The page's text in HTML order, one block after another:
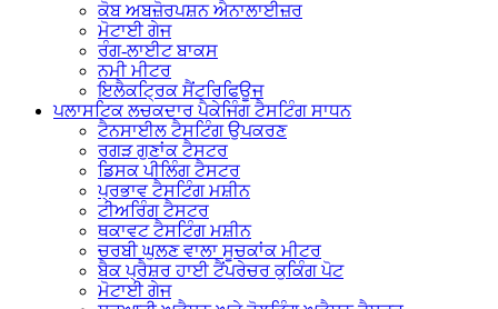
ਕੋਬ ਅਬਜ਼ੋਰਪਸ਼ਨ ਐਨਾਲਾਈਜ਼ਰ
ਮੋਟਾਈ ਗੇਜ
ਰੰਗ-ਲਾਈਟ ਬਾਕਸ
ਨਮੀ ਮੀਟਰ
ਇਲੈਕਟ੍ਰਿਕ ਸੈਂਟਰਿਫਿਊਜ
ਪਲਾਸਟਿਕ ਲਚਕਦਾਰ ਪੈਕੇਜਿੰਗ ਟੈਸਟਿੰਗ ਸਾਧਨ
ਟੈਨਸਾਈਲ ਟੈਸਟਿੰਗ ਉਪਕਰਣ
ਰਗੜ ਗੁਣਾਂਕ ਟੈਸਟਰ
ਡਿਸਕ ਪੀਲਿੰਗ ਟੈਸਟਰ
ਪ੍ਰਭਾਵ ਟੈਸਟਿੰਗ ਮਸ਼ੀਨ
ਟੀਅਰਿੰਗ ਟੈਸਟਰ
ਥਕਾਵਟ ਟੈਸਟਿੰਗ ਮਸ਼ੀਨ
ਚਰਬੀ ਘੁਲਣ ਵਾਲਾ ਸੂਚਕਾਂਕ ਮੀਟਰ
ਬੈਕ ਪ੍ਰੈਸ਼ਰ ਹਾਈ ਟੈਂਪਰੇਚਰ ਕੁਕਿੰਗ ਪੋਟ
ਮੋਟਾਈ ਗੇਜ